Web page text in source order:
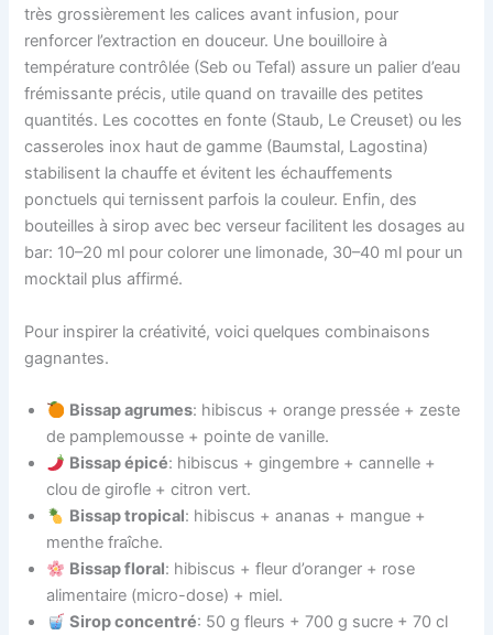
très grossièrement les calices avant infusion, pour
renforcer l’extraction en douceur. Une bouilloire à
température contrôlée (Seb ou Tefal) assure un palier d’eau
frémissante précis, utile quand on travaille des petites
quantités. Les cocottes en fonte (Staub, Le Creuset) ou les
casseroles inox haut de gamme (Baumstal, Lagostina)
stabilisent la chauffe et évitent les échauffements
ponctuels qui ternissent parfois la couleur. Enfin, des
bouteilles à sirop avec bec verseur facilitent les dosages au
bar: 10–20 ml pour colorer une limonade, 30–40 ml pour un
mocktail plus affirmé.
Pour inspirer la créativité, voici quelques combinaisons
gagnantes.
Bissap agrumes: hibiscus + orange pressée + zeste
de pamplemousse + pointe de vanille.
Bissap épicé: hibiscus + gingembre + cannelle +
clou de girofle + citron vert.
Bissap tropical: hibiscus + ananas + mangue +
menthe fraîche.
Bissap floral: hibiscus + fleur d’oranger + rose
alimentaire (micro-dose) + miel.
Sirop concentré: 50 g fleurs + 700 g sucre + 70 cl